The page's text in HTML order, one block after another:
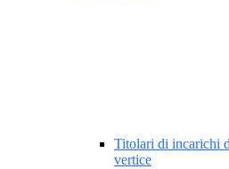
Titolari di incarichi
vertice